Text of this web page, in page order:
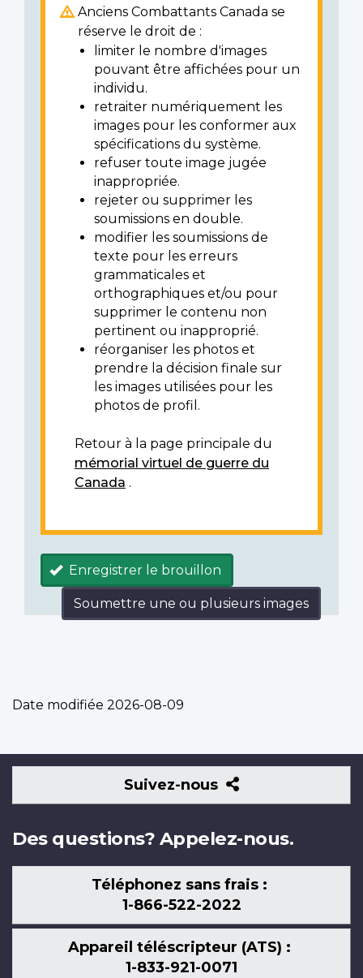
Anciens Combattants Canada se
réserve le droit de :
limiter le nombre d'images
pouvant être affichées pour un
individu.
retraiter numériquement les
images pour les conformer aux
spécifications du système.
refuser toute image jugée
inappropriée.
rejeter ou supprimer les
soumissions en double.
modifier les soumissions de
texte pour les erreurs
grammaticales et
orthographiques et/ou pour
supprimer le contenu non
pertinent ou inapproprié.
réorganiser les photos et
prendre la décision finale sur
les images utilisées pour les
photos de profil.
Retour à la page principale du
mémorial virtuel de guerre du
Canada .
Enregistrer le brouillon
Soumettre une ou plusieurs images
Date modifiée 2026-08-09
Suivez-nous
Suivez-
nous
Des questions? Appelez-nous.
Téléphonez sans frais :
1-866-522-2022
Appareil téléscripteur (ATS) :
1-833-921-0071